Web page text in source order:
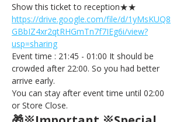
Show this ticket to reception★★
https://drive.google.com/file/d/1yMsKUQ8
GBbIZ4xr2qtRHGmTn7f7IEg6i/view?
usp=sharing
Event time : 21:45 - 01:00 It should be
crowded after 22:00. So you had better
arrive early.
You can stay after event time until 02:00
or Store Close.